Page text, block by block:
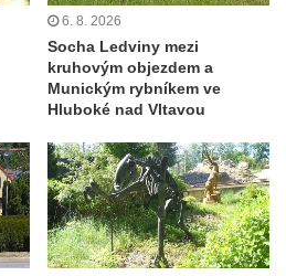
v ZOO
Leipzig
s divokým psem
6. 8. 2026
Socha Ledviny mezi
kruhovým objezdem a
Munickým rybníkem ve
Hluboké nad Vltavou